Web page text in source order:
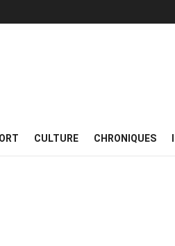
CULTURE CHRONIQUES